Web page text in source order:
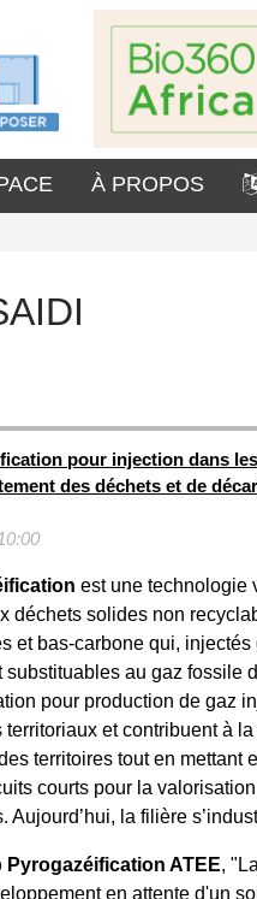
À PROPOS
pour injection dans
des déchets et de
est une technologie
déchets solides non
et bas-carbone qui,
substituables au gaz fossile
pour production de gaz
territoriaux et contribuent à
territoires tout en
courts pour la
Aujourd’hui, la filière
Pyrogazéification ATEE,
en attente d'un